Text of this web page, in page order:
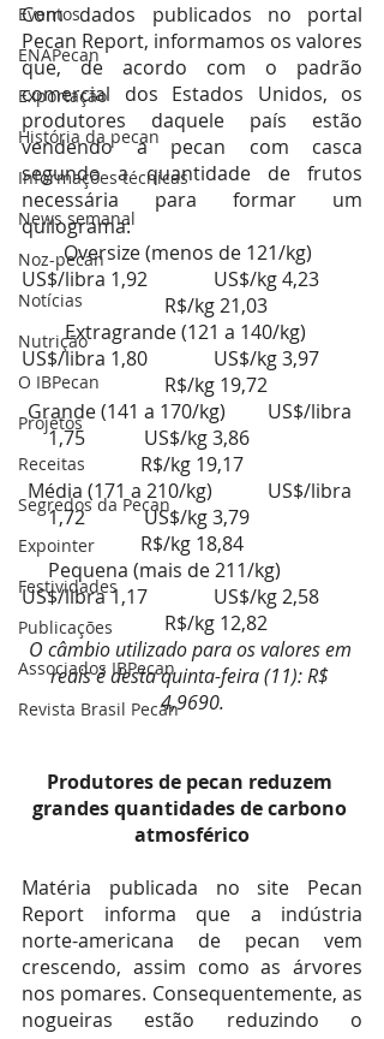
Eventos
ENAPecan
Exportação
História da pecan
Informações técnicas
News semanal
Noz-pecan
Notícias
Nutrição
O IBPecan
Projetos
Receitas
Segredos da Pecan
Expointer
Festividades
Publicações
Associados IBPecan
Revista Brasil Pecan
Com dados publicados no portal
Pecan Report, informamos os valores
que, de acordo com o padrão
comercial dos Estados Unidos, os
produtores daquele país estão
vendendo a pecan com casca
segundo a quantidade de frutos
necessária para formar um
quilograma:
Oversize (menos de 121/kg)
US$/libra 1,92        	US$/kg 4,23
  	R$/kg 21,03
Extragrande (121 a 140/kg)
US$/libra 1,80        	US$/kg 3,97
  	R$/kg 19,72
Grande (141 a 170/kg)       	US$/libra
1,75        	US$/kg 3,86
R$/kg 19,17
Média (171 a 210/kg)         	US$/libra
1,72        	US$/kg 3,79
R$/kg 18,84
Pequena (mais de 211/kg)
US$/libra 1,17        	US$/kg 2,58
  	R$/kg 12,82
O câmbio utilizado para os valores em
reais é desta quinta-feira (11): R$
4,9690.
Produtores de pecan reduzem
grandes quantidades de carbono
atmosférico
Matéria publicada no site Pecan
Report informa que a indústria
norte-americana de pecan vem
crescendo, assim como as árvores
nos pomares. Consequentemente, as
nogueiras estão reduzindo o